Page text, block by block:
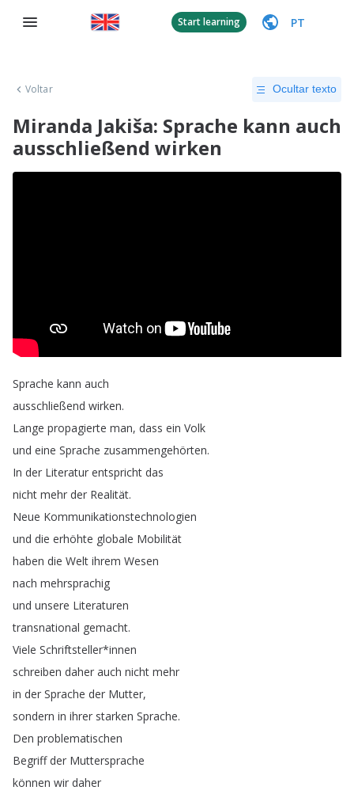
Start learning PT
Voltar Ocultar texto
Miranda Jakiša: Sprache kann auch
ausschließend wirken
Sprache kann auch
ausschließend wirken.
Lange propagierte man, dass ein Volk
und eine Sprache zusammengehörten.
In der Literatur entspricht das
nicht mehr der Realität.
Neue Kommunikationstechnologien
und die erhöhte globale Mobilität
haben die Welt ihrem Wesen
nach mehrsprachig
und unsere Literaturen
transnational gemacht.
Viele Schriftsteller*innen
schreiben daher auch nicht mehr
in der Sprache der Mutter,
sondern in ihrer starken Sprache.
Den problematischen
Begriff der Muttersprache
können wir daher